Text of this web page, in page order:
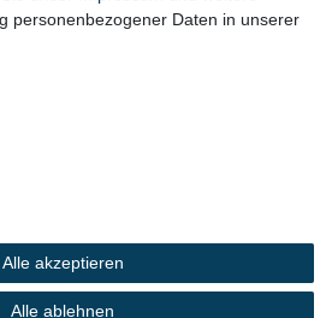
Werkzeugfundgrube.de - Marco
Golshani e.K.
personenbezogener Daten in unserer
Alle akzeptieren
Alle ablehnen